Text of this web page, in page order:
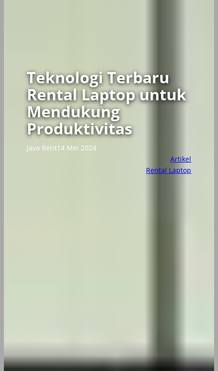
Teknologi Terbaru
Rental Laptop untuk
Mendukung
Produktivitas
Java Rent14 Mei 2024
Artikel
Rental Laptop